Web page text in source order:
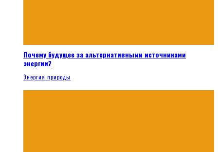
Почему будущее за альтернативными источниками
энергии?
Энергия природы